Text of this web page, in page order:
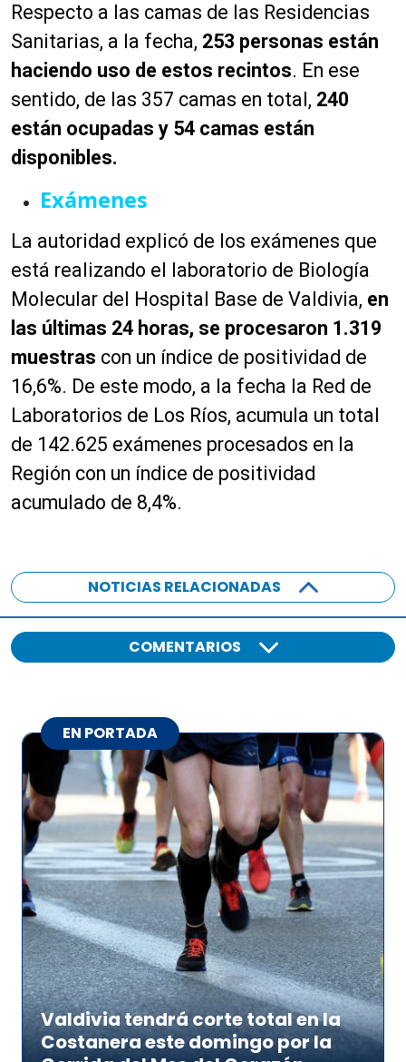
Respecto a las camas de las Residencias
Sanitarias, a la fecha, 253 personas están
haciendo uso de estos recintos. En ese
sentido, de las 357 camas en total, 240
están ocupadas y 54 camas están
disponibles.
Exámenes
La autoridad explicó de los exámenes que
está realizando el laboratorio de Biología
Molecular del Hospital Base de Valdivia, en
las últimas 24 horas, se procesaron 1.319
muestras con un índice de positividad de
16,6%. De este modo, a la fecha la Red de
Laboratorios de Los Ríos, acumula un total
de 142.625 exámenes procesados en la
Región con un índice de positividad
acumulado de 8,4%.
NOTICIAS RELACIONADAS
COMENTARIOS
EN PORTADA
Valdivia tendrá corte total en la
Costanera este domingo por la